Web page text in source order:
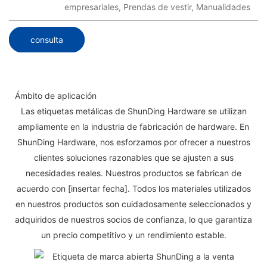
empresariales, Prendas de vestir, Manualidades
consulta
Ámbito de aplicación
Las etiquetas metálicas de ShunDing Hardware se utilizan
ampliamente en la industria de fabricación de hardware. En
ShunDing Hardware, nos esforzamos por ofrecer a nuestros
clientes soluciones razonables que se ajusten a sus
necesidades reales. Nuestros productos se fabrican de
acuerdo con [insertar fecha]. Todos los materiales utilizados
en nuestros productos son cuidadosamente seleccionados y
adquiridos de nuestros socios de confianza, lo que garantiza
un precio competitivo y un rendimiento estable.